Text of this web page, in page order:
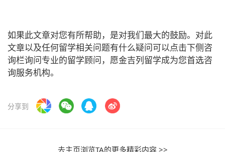
如果此文章对您有所帮助，是对我们最大的鼓励。对此
文章以及任何留学相关问题有什么疑问可以点击下侧咨
询栏询问专业的留学顾问，愿金吉列留学成为您首选咨
询服务机构。
分享到
去主页浏览TA的更多精彩内容 >>